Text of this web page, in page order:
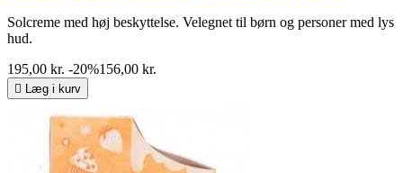
Solcreme med høj beskyttelse. Velegnet til børn og personer med lys
hud.
195,00 kr. -20%156,00 kr.
 Læg i kurv